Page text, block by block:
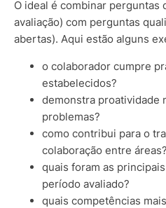
O ideal é combinar perguntas
avaliação) com perguntas
abertas). Aqui estão alguns
o colaborador cumpre
estabelecidos?
demonstra proatividade
problemas?
como contribui para o
colaboração entre áreas?
quais foram as
período avaliado?
quais competências